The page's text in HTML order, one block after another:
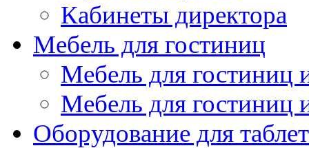
Кабинеты директора
Мебель для гостиниц
Мебель для
Мебель для гостиниц
Оборудование для